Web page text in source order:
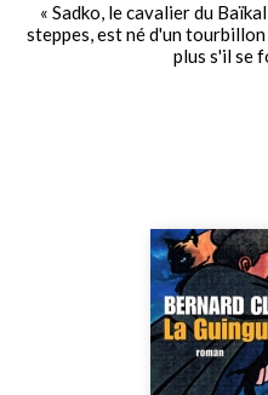
« Sadko, le cavalier du
steppes, est né d'un
plus s'il se